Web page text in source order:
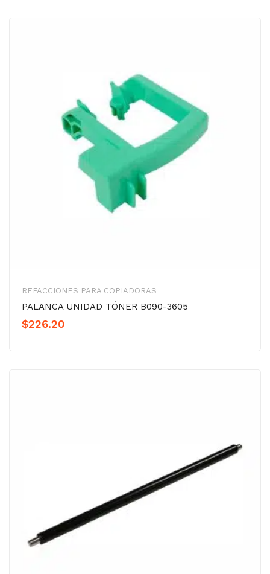
REFACCIONES PARA COPIADORAS
PALANCA UNIDAD TÓNER B090-3605
$226.20